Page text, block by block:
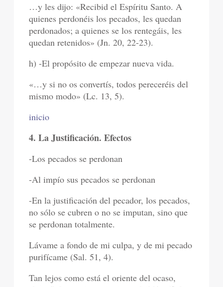
…y les dijo: «Recibid el Espíritu Santo. A
quienes perdonéis los pecados, les quedan
perdonados; a quienes se los rentegáis, les
quedan retenidos» (Jn. 20, 22-23).
h) -El propósito de empezar nueva vida.
«…y si no os convertís, todos pereceréis del
mismo modo» (Lc. 13, 5).
inicio
4. La Justificación. Efectos
-Los pecados se perdonan
-Al impío sus pecados se perdonan
-En la justificación del pecador, los pecados,
no sólo se cubren o no se imputan, sino que
se perdonan totalmente.
Lávame a fondo de mi culpa, y de mi pecado
purifícame (Sal. 51, 4).
Tan lejos como está el oriente del ocaso,